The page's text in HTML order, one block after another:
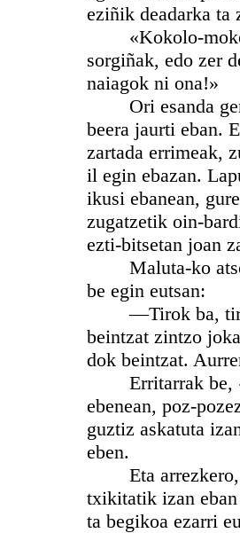
eziñik deadarka
«Kokolo-
sorgiñak, edo zer
naiagok ni ona!»
Ori esanda
beera jaurti eban.
zartada errimeak,
il egin ebazan.
ikusi ebanean,
zugatzetik oin-
ezti-bitsetan joan
Maluta-ko
be egin eutsan:
—Tirok ba, tirok,
beintzat zintzo
dok beintzat.
Erritarrak be,
ebenean, poz-
guztiz askatuta
eben.
Eta arrezkero,
txikitatik izan
ta begikoa ezarri